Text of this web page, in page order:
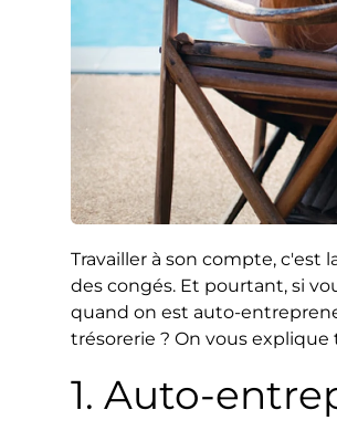
Travailler à son compte, c'est
des congés. Et pourtant, si
quand on est auto-
trésorerie ? On vous explique
1. Auto-